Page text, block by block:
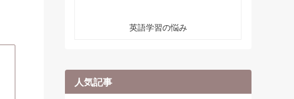
英語学習の悩み
人気記事